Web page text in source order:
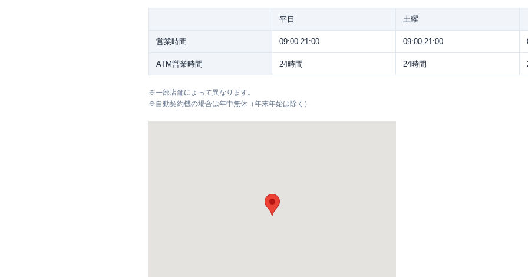
平日 土曜
営業時間 09:00-21:00 09:00-21:00
ATM営業時間 24時間 24時間
※一部店舗によって異なります。
※自動契約機の場合は年中無休（年末年始は除く）